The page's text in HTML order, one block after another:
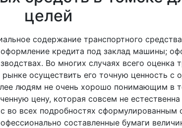
целей
содержание транспортного
кредита под заклад машины;
Во многих случаях всего оценка
осуществить его точную ценность с
людям не очень хорошо понимающим в
цену, которая совсем не
во всех подробностях
составленные бумаги